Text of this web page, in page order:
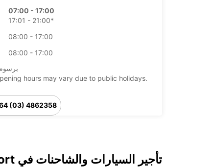
07:00 - 17:00
17:01 - 21:00*
08:00 - 17:00
08:00 - 17:00
hours may vary due to public holidays.
(03) 4862358
تأجير السيارات والشاحنات في Dunedin Airport